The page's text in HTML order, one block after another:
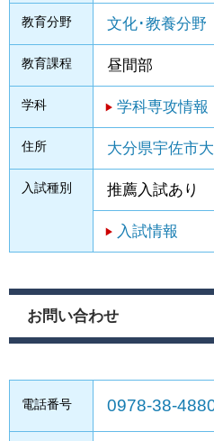
教育分野 文化･教養分野
教育課程 昼間部
学科 学科専攻情報
住所 大分県宇佐市
入試種別 推薦入試あり
入試情報
お問い合わせ
電話番号 0978-38-